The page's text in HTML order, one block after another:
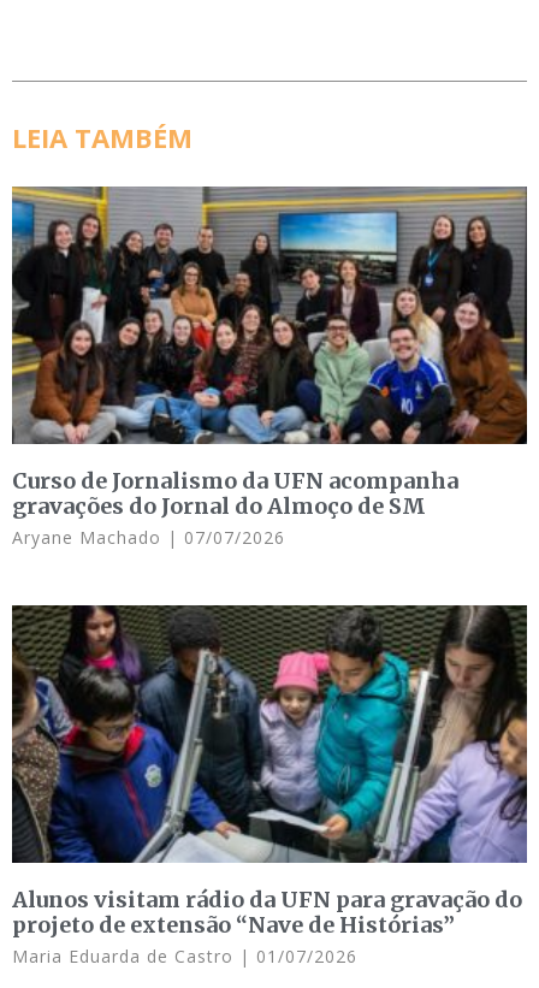
LEIA TAMBÉM
Curso de Jornalismo da UFN acompanha
gravações do Jornal do Almoço de SM
Aryane Machado 07/07/2026
Alunos visitam rádio da UFN para gravação do
projeto de extensão “Nave de Histórias”
Maria Eduarda de Castro 01/07/2026